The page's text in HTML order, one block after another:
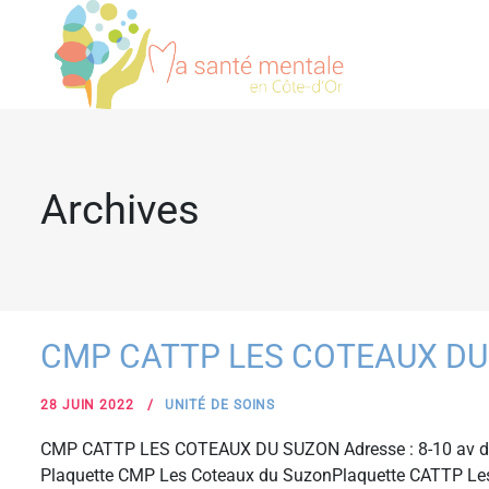
Archives
CMP CATTP LES COTEAUX
28 JUIN 2022 UNITÉ DE SOINS
CMP CATTP LES COTEAUX DU SUZON Adresse : 8-10
Plaquette CMP Les Coteaux du SuzonPlaquette CATTP